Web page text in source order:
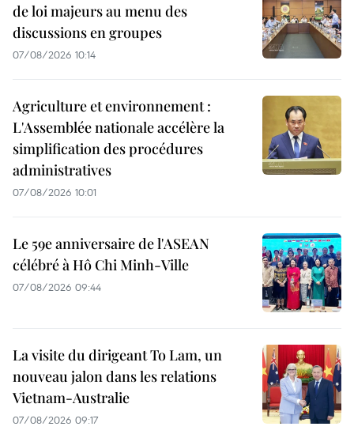
de loi majeurs au menu des
discussions en groupes
07/08/2026 10:14
Agriculture et environnement :
L'Assemblée nationale accélère la
simplification des procédures
administratives
07/08/2026 10:01
Le 59e anniversaire de l'ASEAN
célébré à Hô Chi Minh-Ville
07/08/2026 09:44
La visite du dirigeant To Lam, un
nouveau jalon dans les relations
Vietnam-Australie
07/08/2026 09:17